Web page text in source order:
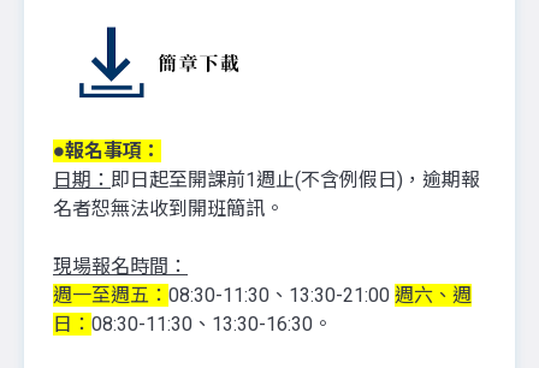
●報名事項：
日期： 即日起至開課前1週止(不含例假日)，逾期報
名者恕無法收到開班簡訊。
現場報名時間：
週一至週五： 08:30-11:30、13:30-21:00 週六、週
日： 08:30-11:30、13:30-16:30。